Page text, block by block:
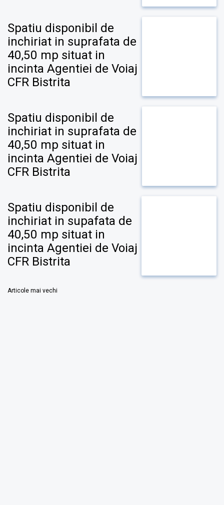
Spatiu disponibil de
inchiriat in suprafata de
40,50 mp situat in
incinta Agentiei de Voiaj
CFR Bistrita
Spatiu disponibil de
inchiriat in suprafata de
40,50 mp situat in
incinta Agentiei de Voiaj
CFR Bistrita
Spatiu disponibil de
inchiriat in supafata de
40,50 mp situat in
incinta Agentiei de Voiaj
CFR Bistrita
Navigare
Articole mai vechi